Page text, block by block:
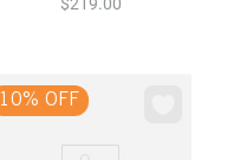
10% OFF